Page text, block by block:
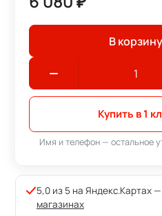
В корзину
Купить в 1
Имя и телефон — остальное
5,0 из 5 на Яндекс.Картах —
магазинах